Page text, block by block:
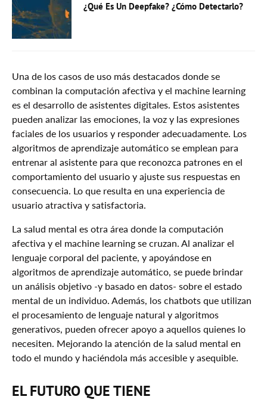
¿Qué Es Un Deepfake? ¿Cómo Detectarlo?
Una de los casos de uso más destacados donde se
combinan la computación afectiva y el machine learning
es el desarrollo de asistentes digitales. Estos asistentes
pueden analizar las emociones, la voz y las expresiones
faciales de los usuarios y responder adecuadamente. Los
algoritmos de aprendizaje automático se emplean para
entrenar al asistente para que reconozca patrones en el
comportamiento del usuario y ajuste sus respuestas en
consecuencia. Lo que resulta en una experiencia de
usuario atractiva y satisfactoria.
La salud mental es otra área donde la computación
afectiva y el machine learning se cruzan. Al analizar el
lenguaje corporal del paciente, y apoyándose en
algoritmos de aprendizaje automático, se puede brindar
un análisis objetivo -y basado en datos- sobre el estado
mental de un individuo. Además, los chatbots que utilizan
el procesamiento de lenguaje natural y algoritmos
generativos, pueden ofrecer apoyo a aquellos quienes lo
necesiten. Mejorando la atención de la salud mental en
todo el mundo y haciéndola más accesible y asequible.
EL FUTURO QUE TIENE